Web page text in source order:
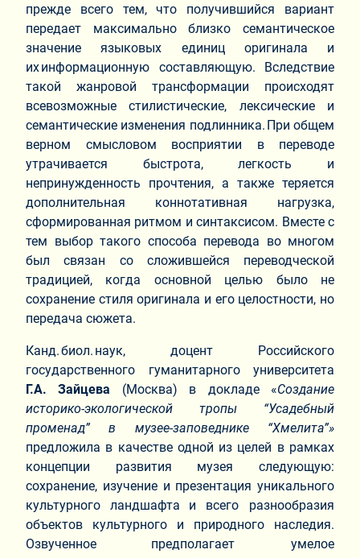
прежде всего тем, что получившийся вариант
передает максимально близко семантическое
значение языковых единиц оригинала и
их информационную составляющую. Вследствие
такой жанровой трансформации происходят
всевозможные стилистические, лексические и
семантические изменения подлинника. При общем
верном смысловом восприятии в переводе
утрачивается быстрота, легкость и
непринужденность прочтения, а также теряется
дополнительная коннотативная нагрузка,
сформированная ритмом и синтаксисом. Вместе с
тем выбор такого способа перевода во многом
был связан со сложившейся переводческой
традицией, когда основной целью было не
сохранение стиля оригинала и его целостности, но
передача сюжета.
Канд. биол. наук, доцент Российского
государственного гуманитарного университета
Г.А. Зайцева (Москва) в докладе «Создание
историко-экологической тропы “Усадебный
променад” в музее-заповеднике “Хмелита”»
предложила в качестве одной из целей в рамках
концепции развития музея следующую:
сохранение, изучение и презентация уникального
культурного ландшафта и всего разнообразия
объектов культурного и природного наследия.
Озвученное предполагает умелое